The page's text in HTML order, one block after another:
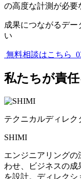
の高度な計測が必要
成果につながるデー
い
無料相談はこちら
私たちが責任
テクニカルディレク
SHIMI
エンジニアリング
わせ、ビジネスの成
を設計。ディレク